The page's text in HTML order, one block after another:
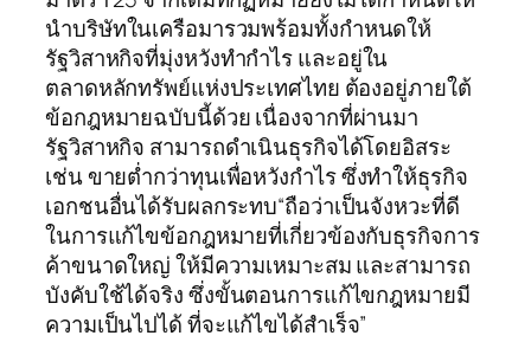
นำบริษัทในเครือมารวมพร้อมทั้งกำหนดให้
รัฐวิสาหกิจที่มุ่งหวังทำกำไร และอยู่ใน
ตลาดหลักทรัพย์แห่งประเทศไทย ต้องอยู่ภายใต้
ข้อกฎหมายฉบับนี้ด้วย เนื่องจากที่ผ่านมา
รัฐวิสาหกิจ สามารถดำเนินธุรกิจได้โดยอิสระ
เช่น ขายต่ำกว่าทุนเพื่อหวังกำไร ซึ่งทำให้ธุรกิจ
เอกชนอื่นได้รับผลกระทบ“ถือว่าเป็นจังหวะที่ดี
ในการแก้ไขข้อกฎหมายที่เกี่ยวข้องกับธุรกิจการ
ค้าขนาดใหญ่ ให้มีความเหมาะสม และสามารถ
บังคับใช้ได้จริง ซึ่งขั้นตอนการแก้ไขกฎหมายมี
ความเป็นไปได้ ที่จะแก้ไขได้สำเร็จ”